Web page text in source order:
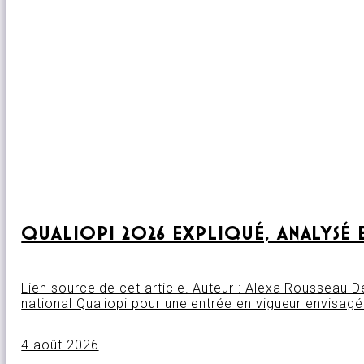
QUALIOPI 2026 EXPLIQUÉ, ANALYSÉ
Lien source de cet article. Auteur : Alexa Rousseau
national Qualiopi pour une entrée en vigueur
4 août 2026